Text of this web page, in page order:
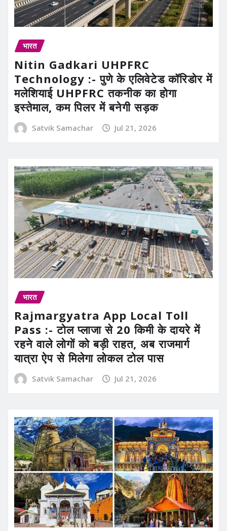
भारत
Nitin Gadkari UHPFRC
Technology :- पुणे के एलिवेटेड कॉरिडोर में
मलेशियाई UHPFRC तकनीक का होगा
इस्तेमाल, कम पिलर में बनेगी सड़क
Satvik Samachar Jul 21, 2026
भारत
Rajmargyatra App Local Toll
Pass :- टोल प्लाजा से 20 किमी के दायरे में
रहने वाले लोगों को बड़ी राहत, अब राजमार्ग
यात्रा ऐप से मिलेगा लोकल टोल पास
Satvik Samachar Jul 21, 2026